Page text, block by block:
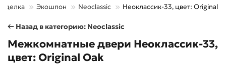
Экошпон Neoclassic Неоклассик-33, цвет: Original
← Назад в категорию: Neoclassic
Межкомнатные двери Неоклассик-33,
цвет: Original Oak